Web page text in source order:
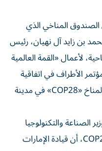
28» تفاصيل الصندوق المناخي الذي
بن زايد آل نهيان، رئيس
لأعمال «القمة العالمية
الأطراف في اتفاقية
الأمم المتحدة الإطارية بشأن تغير المناخ «COP28» في مدينة
الصناعة والتكنولوجيا
المتقدمة رئيس مؤتمر الأطراف COP28، أن قيادة الإمارات